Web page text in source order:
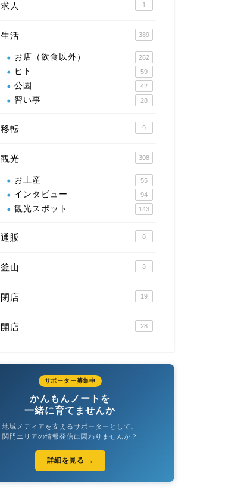
求人 1
生活 389
お店（飲食以外） 262
ヒト 59
公園 42
習い事 28
移転 9
観光 308
お土産 55
インタビュー 94
観光スポット 143
通販 8
釜山 3
閉店 19
開店 28
サポーター募集中
かんもんノートを
一緒に育てませんか
地域メディアを支えるサポーターとして、
関門エリアの情報発信に関わりませんか？
詳細を見る →